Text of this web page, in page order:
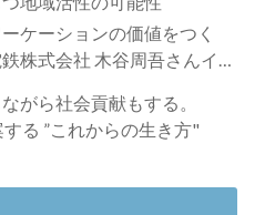
ケーションの価値をつく
株式会社 木谷周吾さんイン
がら社会貢献もする。
る ”これからの生き方"